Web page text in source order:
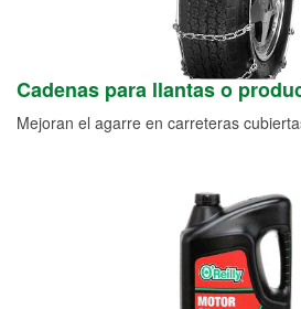
Cadenas para llantas o
Mejoran el agarre en carreteras